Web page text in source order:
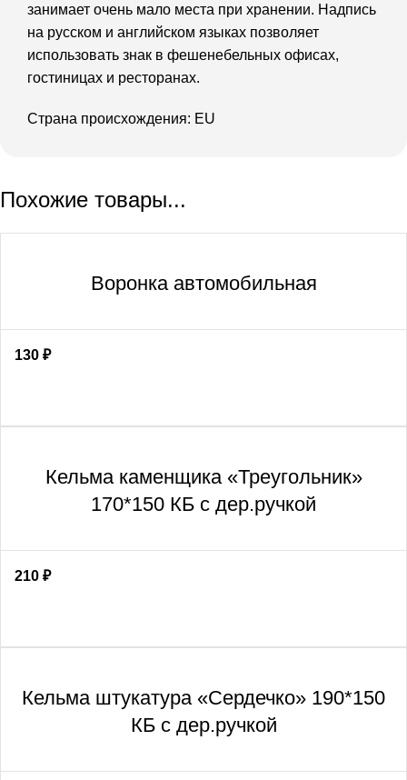
занимает очень мало места при хранении. Надпись
на русском и английском языках позволяет
использовать знак в фешенебельных офисах,
гостиницах и ресторанах.
Страна происхождения: EU
Похожие товары...
Воронка автомобильная
130 ₽
Кельма каменщика «Треугольник»
170*150 КБ с дер.ручкой
210 ₽
Кельма штукатура «Сердечко» 190*150
КБ с дер.ручкой